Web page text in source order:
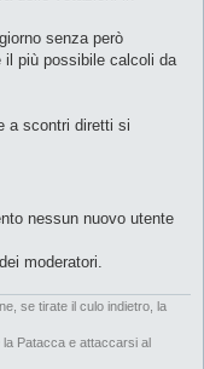
senza però
il più possibile calcoli da
a scontri diretti si
nessun nuovo utente
moderatori.
se tirate il culo indietro, la
Patacca e attaccarsi al